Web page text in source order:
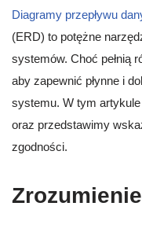
Diagramy przepływu
(ERD) to potężne
systemów. Choć pełnią
aby zapewnić płynne i
systemu. W tym
oraz przedstawimy
zgodności.